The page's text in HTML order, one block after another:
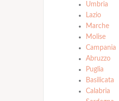
Umbria
Lazio
Marche
Molise
Campania
Abruzzo
Puglia
Basilicata
Calabria